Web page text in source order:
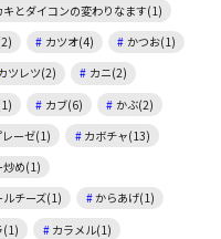
キとダイコンの変わりなます(1)
カツオ(4)
かつお(1)
ツレツ(2)
カニ(2)
カブ(6)
かぶ(2)
レーゼ(1)
カボチャ(13)
炒め(1)
ルチーズ(1)
からあげ(1)
(1)
カラメル(1)